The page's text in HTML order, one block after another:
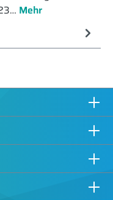
Mehr